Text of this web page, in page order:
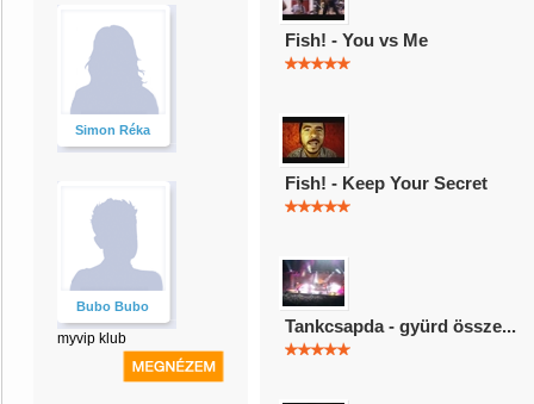
Simon Réka
Bubo Bubo
myvip klub
Fish! - You vs Me
Fish! - Keep Your Secret
Tankcsapda - gyürd össze...